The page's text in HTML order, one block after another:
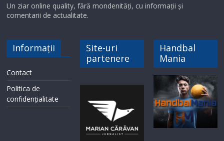
Un ziar online quality, fără mondenități, cu informații și
comentarii de actualitate.
Informații
Contact
Politica de
confidențialitate
Site-uri
partenere
Handbal
Mania